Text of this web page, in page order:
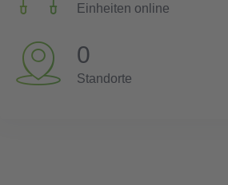
Einheiten online
0
Standorte